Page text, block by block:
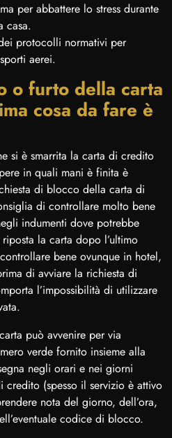
per abbattere lo stress durante
casa.
protocolli normativi per
aerei.
o furto della carta
cosa da fare è
si è smarrita la carta di credito
in quali mani è finita è
di blocco della carta di
di controllare molto bene
indumenti dove potrebbe
riposta la carta dopo l’ultimo
controllare bene ovunque in hotel,
di avviare la richiesta di
l’impossibilità di utilizzare
può avvenire per via
verde fornito insieme alla
negli orari e nei giorni
(spesso il servizio è attivo
nota del giorno, dell’ora,
codice di blocco.